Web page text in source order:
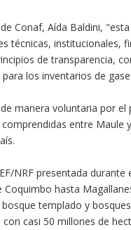
Conaf, Aída Baldini,
técnicas, institucionales,
de transparencia,
los inventarios de
manera voluntaria por
entre
NRF presentada
Coquimbo hasta
templado y
casi 50 millones de